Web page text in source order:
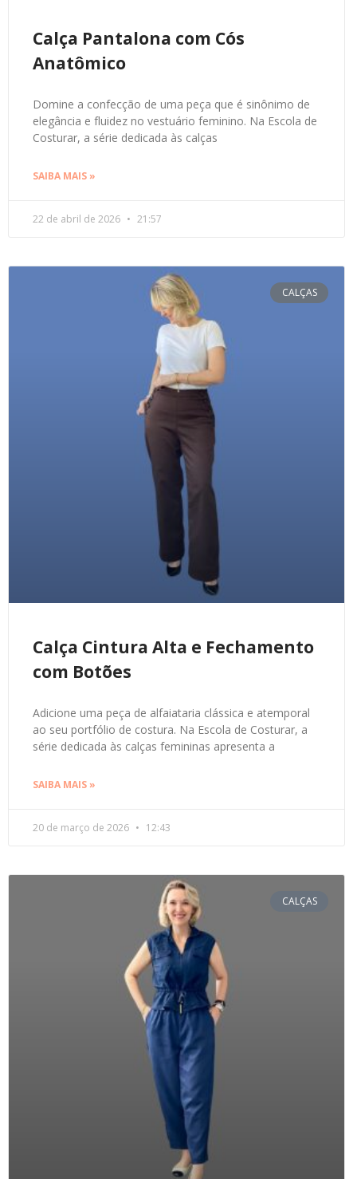
Calça Pantalona com Cós
Anatômico
Domine a confecção de uma peça que é sinônimo de
elegância e fluidez no vestuário feminino. Na Escola de
Costurar, a série dedicada às calças
SAIBA MAIS »
22 de abril de 2026 21:57
CALÇAS
Calça Cintura Alta e Fechamento
com Botões
Adicione uma peça de alfaiataria clássica e atemporal
ao seu portfólio de costura. Na Escola de Costurar, a
série dedicada às calças femininas apresenta a
SAIBA MAIS »
20 de março de 2026 12:43
CALÇAS